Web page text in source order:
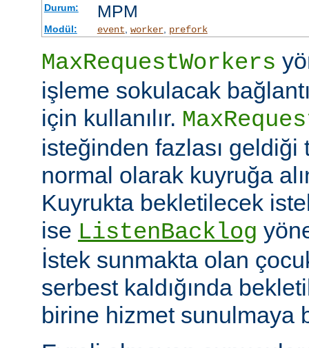
Durum: MPM
Modül: event worker, prefork
MaxRequestWorkers
işleme sokulacak bağlantı
için kullanılır.
isteğinden fazlası
normal olarak kuyruğa
Kuyrukta bekletilecek
ise ListenBacklog
İstek sunmakta olan
serbest kaldığında
birine hizmet sunulmaya